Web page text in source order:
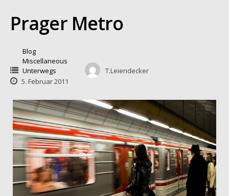
Prager Metro
Blog
Miscellaneous
Unterwegs
T.Leiendecker
5. Februar 2011